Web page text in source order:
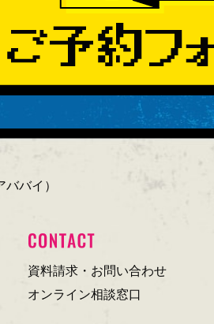
バイ）
資料請求・お問い合わせ
オンライン相談窓口